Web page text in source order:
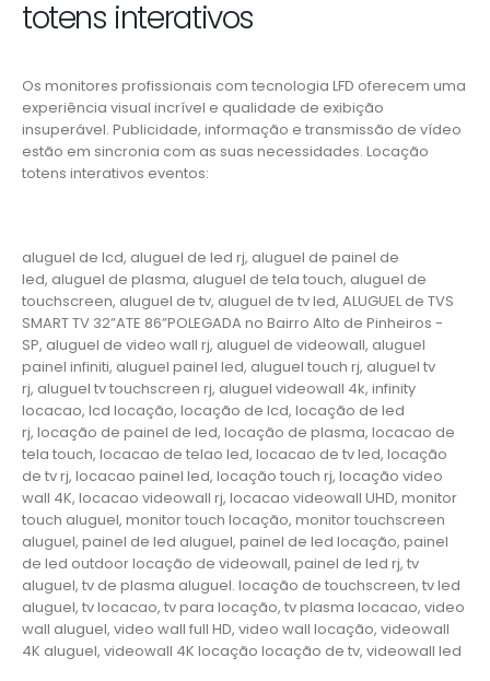
totens interativos
Os monitores profissionais com tecnologia LFD oferecem uma
experiência visual incrível e qualidade de exibição
insuperável. Publicidade, informação e transmissão de vídeo
estão em sincronia com as suas necessidades. Locação
totens interativos eventos:
aluguel de lcd, aluguel de led rj, aluguel de painel de
led, aluguel de plasma, aluguel de tela touch, aluguel de
touchscreen, aluguel de tv, aluguel de tv led, ALUGUEL de TVS
SMART TV 32”ATE 86”POLEGADA no Bairro‎ Alto de Pinheiros‎ -
SP, aluguel de video wall rj, aluguel de videowall, aluguel
painel infiniti, aluguel painel led, aluguel touch rj, aluguel tv
rj, aluguel tv touchscreen rj, aluguel videowall 4k, infinity
locacao, lcd locação, locação de lcd, locação de led
rj, locação de painel de led, locação de plasma, locacao de
tela touch, locacao de telao led, locacao de tv led, locação
de tv rj, locacao painel led, locação touch rj, locação video
wall 4K, locacao videowall rj, locacao videowall UHD, monitor
touch aluguel, monitor touch locação, monitor touchscreen
aluguel, painel de led aluguel, painel de led locação, painel
de led outdoor locação de videowall, painel de led rj, tv
aluguel, tv de plasma aluguel. locação de touchscreen, tv led
aluguel, tv locacao, tv para locação, tv plasma locacao, video
wall aluguel, video wall full HD, video wall locação, videowall
4K aluguel, videowall 4K locação locação de tv, videowall led